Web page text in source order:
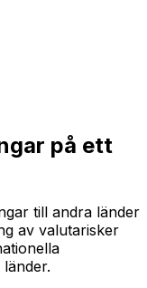
på ett
till andra länder
av valutarisker